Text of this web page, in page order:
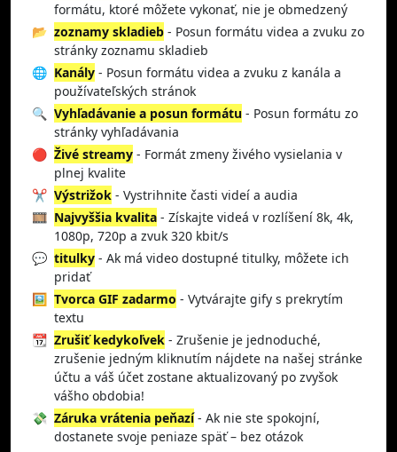
formátu, ktoré môžete vykonať, nie je obmedzený
📂 zoznamy skladieb - Posun formátu videa a zvuku zo
stránky zoznamu skladieb
🌐 Kanály - Posun formátu videa a zvuku z kanála a
používateľských stránok
🔍 Vyhľadávanie a posun formátu - Posun formátu zo
stránky vyhľadávania
🔴 Živé streamy - Formát zmeny živého vysielania v
plnej kvalite
✂️ Výstrižok - Vystrihnite časti videí a audia
🎞️ Najvyššia kvalita - Získajte videá v rozlíšení 8k, 4k,
1080p, 720p a zvuk 320 kbit/s
💬 titulky - Ak má video dostupné titulky, môžete ich
pridať
🖼️ Tvorca GIF zadarmo - Vytvárajte gify s prekrytím
textu
📆 Zrušiť kedykoľvek - Zrušenie je jednoduché,
zrušenie jedným kliknutím nájdete na našej stránke
účtu a váš účet zostane aktualizovaný po zvyšok
vášho obdobia!
💸 Záruka vrátenia peňazí- Ak nie ste spokojní,
dostanete svoje peniaze späť – bez otázok